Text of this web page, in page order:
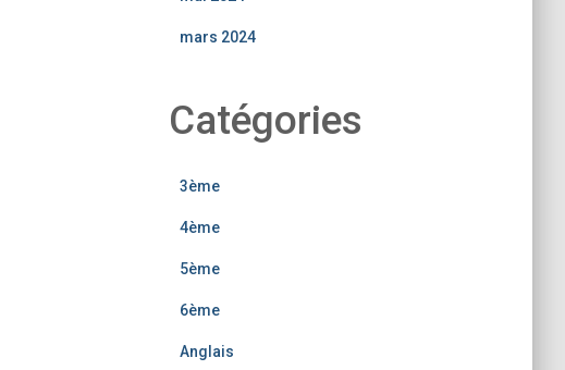
mars 2024
Catégories
3ème
4ème
5ème
6ème
Anglais